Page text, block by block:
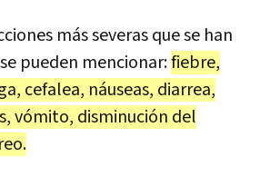
más severas que se han
pueden mencionar:fiebre,
cefalea, náuseas, diarrea,
vómito, disminución del